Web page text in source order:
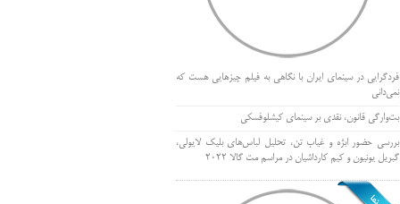
فردگرایی در سینمای ایران با نگاهی به فیلم چیزهایی هست که
نمی‌دانی
بت‌وارگی قانون، نقدی بر سینمای کیشلوفسکی
بررسی حضور ابژه و غیاب تن، تحلیل لباس‌های بلیک لایولی،
گبریل یونیون و کیم کارداشیان در مراسم مت گالا ۲۰۲۲